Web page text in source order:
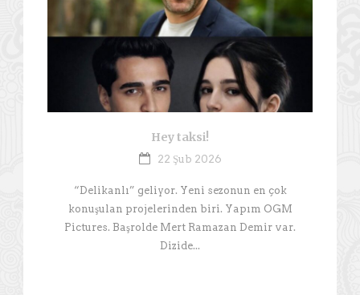
Hey taksi!
22 Şub 2026
“Delikanlı” geliyor. Yeni sezonun en çok
konuşulan projelerinden biri. Yapım OGM
Pictures. Başrolde Mert Ramazan Demir var.
Dizide...